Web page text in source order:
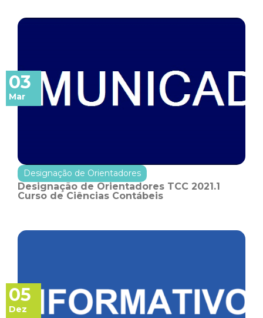
03
Mar
Designação de Orientadores
Designação de Orientadores TCC 2021.1
Curso de Ciências Contábeis
05
Dez